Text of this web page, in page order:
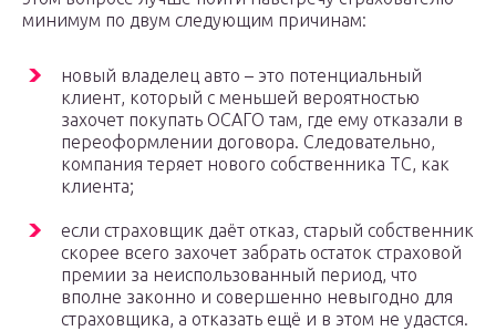
минимум по двум следующим причинам:
новый владелец авто – это потенциальный
клиент, который с меньшей вероятностью
захочет покупать ОСАГО там, где ему отказали в
переоформлении договора. Следовательно,
компания теряет нового собственника ТС, как
клиента;
если страховщик даёт отказ, старый собственник
скорее всего захочет забрать остаток страховой
премии за неиспользованный период, что
вполне законно и совершенно невыгодно для
страховщика, а отказать ещё и в этом не удастся.